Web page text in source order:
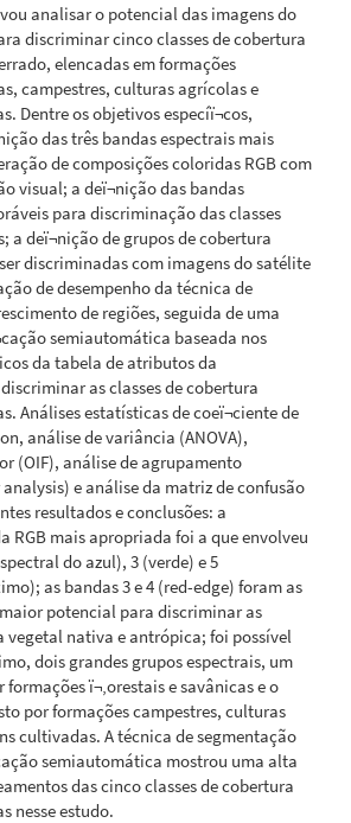
analisar o potencial das imagens do
discriminar cinco classes de cobertura
elencadas em formações
campestres, culturas agrícolas e
Dentre os objetivos especíï¬cos,
das três bandas espectrais mais
de composições coloridas RGB com
visual; a deï¬nição das bandas
para discriminação das classes
a deï¬nição de grupos de cobertura
discriminadas com imagens do satélite
de desempenho da técnica de
de regiões, seguida de uma
semiautomática baseada nos
da tabela de atributos da
as classes de cobertura
Análises estatísticas de coeï¬ciente de
análise de variância (ANOVA),
(OIF), análise de agrupamento
e análise da matriz de confusão
resultados e conclusões: a
RGB mais apropriada foi a que envolveu
do azul), 3 (verde) e 5
as bandas 3 e 4 (red-edge) foram as
potencial para discriminar as
vegetal nativa e antrópica; foi possível
dois grandes grupos espectrais, um
ï¬‚orestais e savânicas e o
por formações campestres, culturas
cultivadas. A técnica de segmentação
semiautomática mostrou uma alta
das cinco classes de cobertura
nesse estudo.